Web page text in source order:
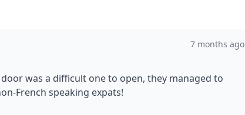
7 months ago
was a difficult one to open, they managed to
French speaking expats!